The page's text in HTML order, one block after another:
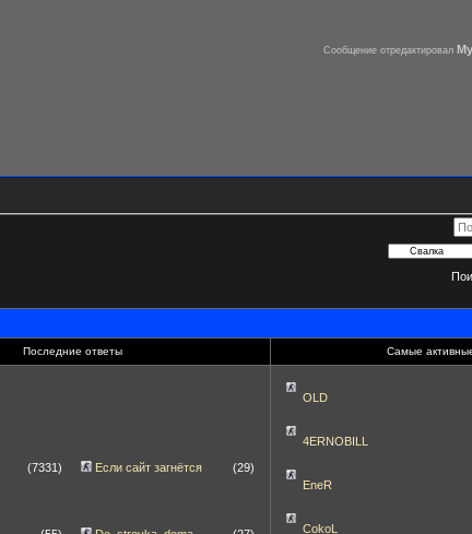
Сообщение отредактировал
Последние ответы Самые
(7331) Если сайт загнётся (29)
OLD
4ERNOBILL
EneR
CokoL